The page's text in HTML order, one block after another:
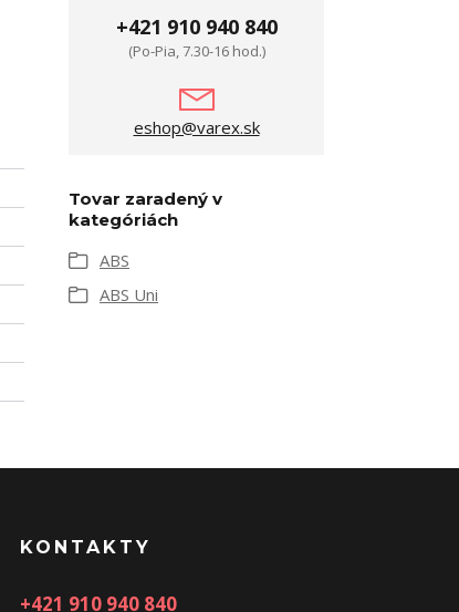
+421 910 940 840
(Po-Pia, 7.30-16 hod.)
eshop@varex.sk
Tovar zaradený v
kategóriách
ABS
ABS Uni
KONTAKTY
+421 910 940 840